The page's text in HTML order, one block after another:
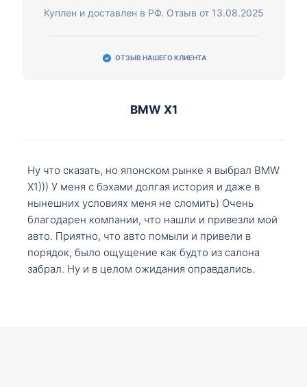
Куплен и доставлен в РФ. Отзыв от 13.08.2025
ОТЗЫВ НАШЕГО КЛИЕНТА
BMW X1
Ну что сказать, но японском рынке я выбрал BMW
X1))) У меня с бэхами долгая история и даже в
нынешних условиях меня не сломить) Очень
благодарен компании, что нашли и привезли мой
авто. Приятно, что авто помыли и привели в
порядок, было ощущение как будто из салона
забрал. Ну и в целом ожидания оправдались.